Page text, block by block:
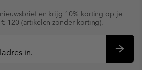
en krijg 10% korting op je
120 (artikelen zonder korting).